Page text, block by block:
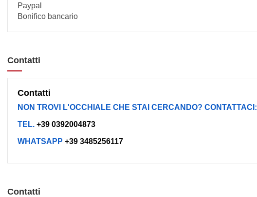
Paypal
Bonifico bancario
Contatti
Contatti
NON TROVI L'OCCHIALE CHE STAI CERCANDO? CONTATTACI:
TEL. +39 0392004873
WHATSAPP +39 3485256117
Contatti